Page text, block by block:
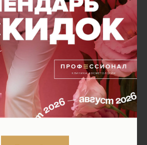
изменений кожи
рук
PROFESSIONAL Москва
выполняют современными
нового поколения от